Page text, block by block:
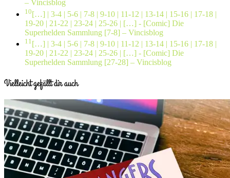
– Vincisblog
10[…] | 3-4 | 5-6 | 7-8 | 9-10 | 11-12 | 13-14 | 15-16 | 17-18 |
19-20 | 21-22 | 23-24 | 25-26 | […] - [Comic] Die
Superhelden Sammlung [7-8] – Vincisblog
11 […] | 3-4 | 5-6 | 7-8 | 9-10 | 11-12 | 13-14 | 15-16 | 17-18 |
19-20 | 21-22 | 23-24 | 25-26 | […] - [Comic] Die
Superhelden Sammlung [27-28] – Vincisblog
Vielleicht gefällt dir auch